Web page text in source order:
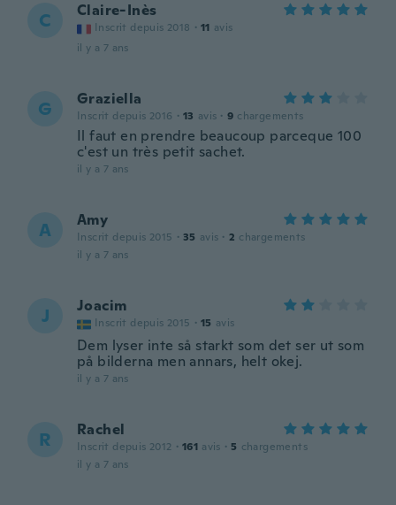
C Claire-Inès
Inscrit depuis 2018 · 11 avis
il y a 7 ans
G Graziella
Inscrit depuis 2016 · 13 avis · 9 chargements
Il faut en prendre beaucoup parceque 100
c'est un très petit sachet.
il y a 7 ans
A Amy
Inscrit depuis 2015 · 35 avis · 2 chargements
il y a 7 ans
J Joacim
Inscrit depuis 2015 · 15 avis
Dem lyser inte så starkt som det ser ut som
på bilderna men annars, helt okej.
il y a 7 ans
R Rachel
Inscrit depuis 2012 · 161 avis · 5 chargements
il y a 7 ans